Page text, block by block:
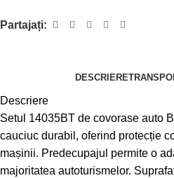
Partajați:
DESCRIERE
Descriere
Setul 14035BT de covorase auto
cauciuc durabil, oferind protecție
mașinii. Predecupajul permite o
majoritatea autoturismelor.